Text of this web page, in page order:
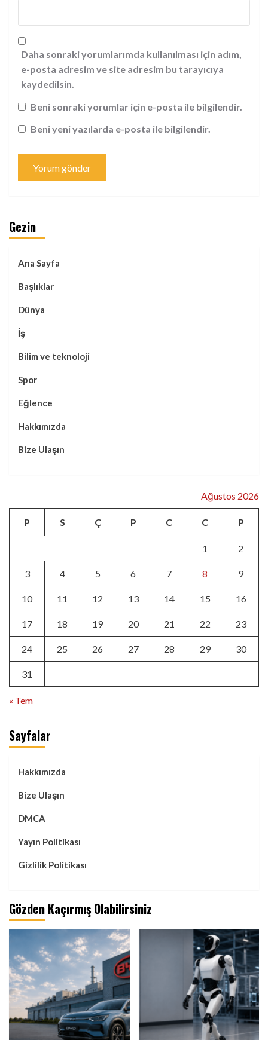
Daha sonraki yorumlarımda kullanılması için adım,
e-posta adresim ve site adresim bu tarayıcıya
kaydedilsin.
Beni sonraki yorumlar için e-posta ile bilgilendir.
Beni yeni yazılarda e-posta ile bilgilendir.
Gezin
Ana Sayfa
Başlıklar
Dünya
İş
Bilim ve teknoloji
Spor
Eğlence
Hakkımızda
Bize Ulaşın
Ağustos 2026
P S Ç P C C P
1 2
3 4 5 6 7 8 9
10 11 12 13 14 15 16
17 18 19 20 21 22 23
24 25 26 27 28 29 30
31
« Tem
Sayfalar
Hakkımızda
Bize Ulaşın
DMCA
Yayın Politikası
Gizlilik Politikası
Gözden Kaçırmış Olabilirsiniz